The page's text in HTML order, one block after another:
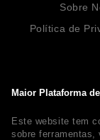
Maior Plataforma
Este website tem
sobre ferramentas,
Sobre
Política de